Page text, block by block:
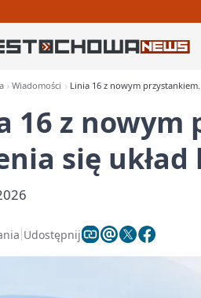
Wiadomości Linia 16 z nowym
16 z
się
Udostępnij